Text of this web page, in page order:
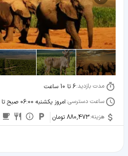
مدت بازدید:6 تا 10 ساعت
ساعت دسترسی:امروز یکشنبه 06:00 صبح تا 18:00
هزینه:880,473 تومان